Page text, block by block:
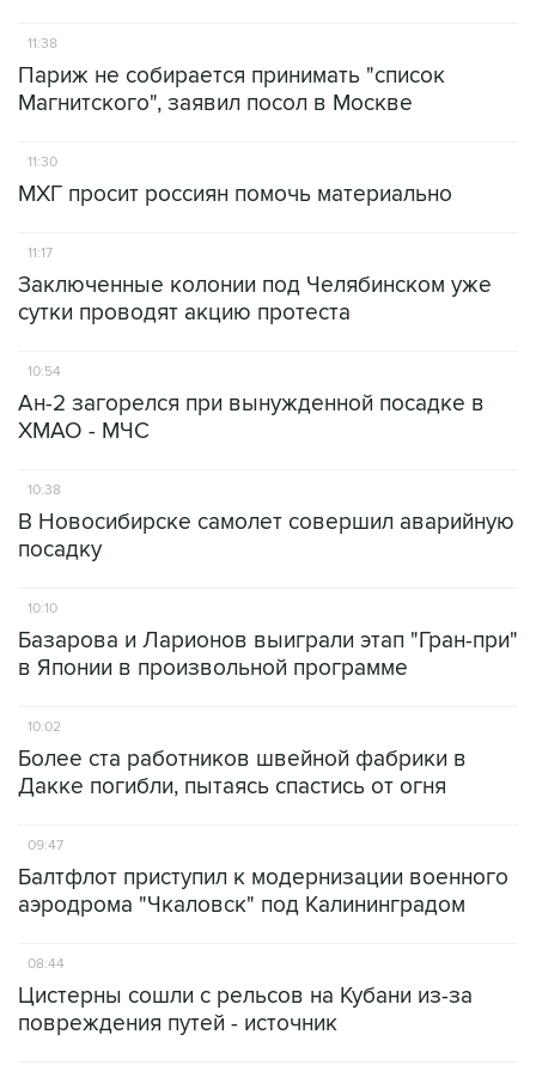
11:38
Париж не собирается принимать "список
Магнитского", заявил посол в Москве
11:30
МХГ просит россиян помочь материально
11:17
Заключенные колонии под Челябинском уже
сутки проводят акцию протеста
10:54
Ан-2 загорелся при вынужденной посадке в
ХМАО - МЧС
10:38
В Новосибирске самолет совершил аварийную
посадку
10:10
Базарова и Ларионов выиграли этап "Гран-при"
в Японии в произвольной программе
10:02
Более ста работников швейной фабрики в
Дакке погибли, пытаясь спастись от огня
09:47
Балтфлот приступил к модернизации военного
аэродрома "Чкаловск" под Калининградом
08:44
Цистерны сошли с рельсов на Кубани из-за
повреждения путей - источник